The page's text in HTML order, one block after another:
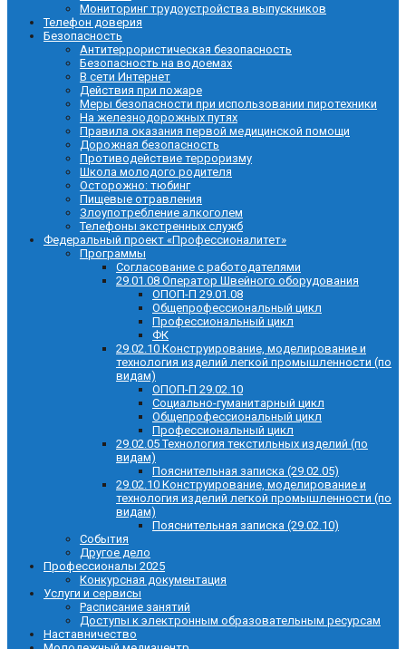
Мониторинг трудоустройства выпускников
Телефон доверия
Безопасность
Антитеррористическая безопасность
Безопасность на водоемах
В сети Интернет
Действия при пожаре
Меры безопасности при использовании пиротехники
На железнодорожных путях
Правила оказания первой медицинской помощи
Дорожная безопасность
Противодействие терроризму
Школа молодого родителя
Осторожно: тюбинг
Пищевые отравления
Злоупотребление алкоголем
Телефоны экстренных служб
Федеральный проект «Профессионалитет»
Программы
Согласование с работодателями
29.01.08 Оператор Швейного оборудования
ОПОП-П 29.01.08
Общепрофессиональный цикл
Профессиональный цикл
ФК
29.02.10 Конструирование, моделирование и
технология изделий легкой промышленности (по
видам)
ОПОП-П 29.02.10
Социально-гуманитарный цикл
Общепрофессиональный цикл
Профессиональный цикл
29.02.05 Технология текстильных изделий (по
видам)
Пояснительная записка (29.02.05)
29.02.10 Конструирование, моделирование и
технология изделий легкой промышленности (по
видам)
Пояснительная записка (29.02.10)
События
Другое дело
Профессионалы 2025
Конкурсная документация
Услуги и сервисы
Расписание занятий
Доступы к электронным образовательным ресурсам
Наставничество